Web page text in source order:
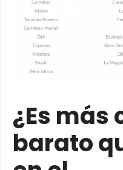
¿Es más
barato